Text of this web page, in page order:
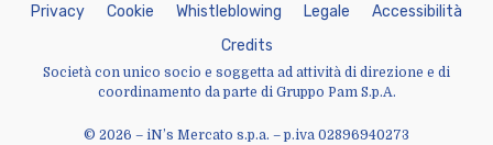
© 2026 – iN’s Mercato s.p.a. – p.iva 02896940273
Privacy Cookie Whist eb owing Lega e Accessibi ità
Credits
Società con unico socio e soggetta ad attività di direzione e di
coordinamento da parte di Gruppo Pam S.p.A.